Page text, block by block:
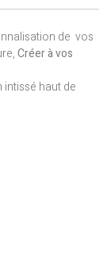
de vos
Créer à vos
haut de